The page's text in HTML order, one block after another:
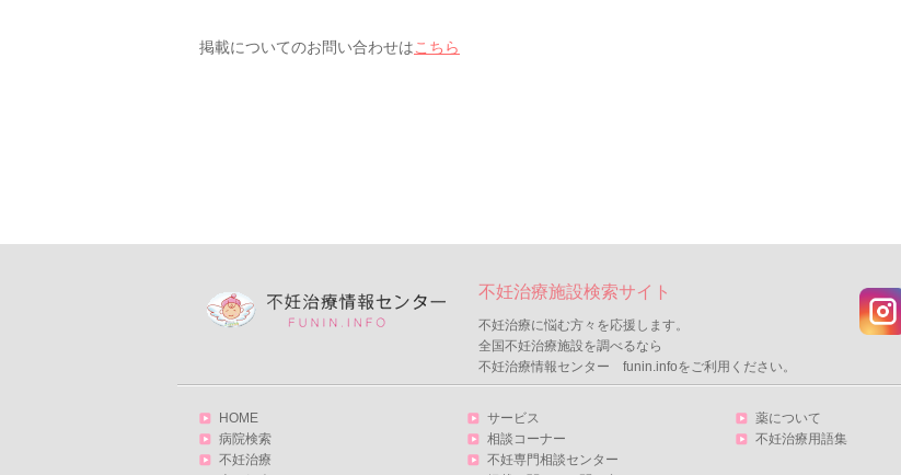
掲載についてのお問い合わせはこちら
不妊治療施設検索サイト
不妊治療に悩む方々を応援します。
全国不妊治療施設を調べるなら
不妊治療情報センター funin.infoをご利用ください。
HOME
病院検索
不妊治療
サービス
相談コーナー
不妊専門相談センター
薬について
不妊治療用語集